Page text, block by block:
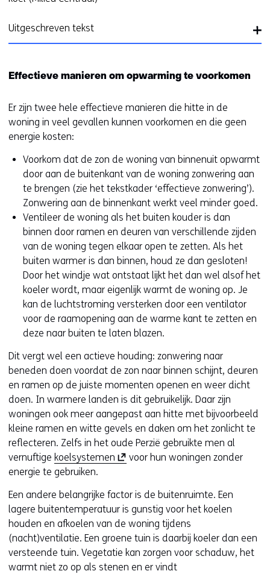
n
d
e
b
s
i
t
e
)
n
e
n
n
d
e
r
e
w
e
b
s
i
t
e
e
s
t
a
a
r
e
e
n
a
n
d
e
e
w
b
s
i
t
e
)
v
w
j
s
n
a
a
r
e
e
n
a
n
d
e
r
e
e
b
s
i
t
e
)
Uitgeschreven tekst
Effectieve manieren om opwarming te voorkomen
Er zijn twee hele effectieve manieren die hitte in de
woning in veel gevallen kunnen voorkomen en die geen
energie kosten:
Voorkom dat de zon de woning van binnenuit opwarmt
door aan de buitenkant van de woning zonwering aan
te brengen (zie het tekstkader ‘effectieve zonwering’).
Zonwering aan de binnenkant werkt veel minder goed.
Ventileer de woning als het buiten kouder is dan
binnen door ramen en deuren van verschillende zijden
van de woning tegen elkaar open te zetten. Als het
buiten warmer is dan binnen, houd ze dan gesloten!
Door het windje wat ontstaat lijkt het dan wel alsof het
koeler wordt, maar eigenlijk warmt de woning op. Je
kan de luchtstroming versterken door een ventilator
voor de raamopening aan de warme kant te zetten en
deze naar buiten te laten blazen.
Dit vergt wel een actieve houding: zonwering naar
beneden doen voordat de zon naar binnen schijnt, deuren
en ramen op de juiste momenten openen en weer dicht
doen. In warmere landen is dit gebruikelijk. Daar zijn
woningen ook meer aangepast aan hitte met bijvoorbeeld
kleine ramen en witte gevels en daken om het zonlicht te
reflecteren. Zelfs in het oude Perzië gebruikte men al
vernuftige koelsystemen (
e
n
t
i
n
voor hun woningen zonder
energie te gebruiken.
Een andere belangrijke factor is de buitenruimte. Een
lagere buitentemperatuur is gunstig voor het koelen
houden en afkoelen van de woning tijdens
(nacht)ventilatie. Een groene tuin is daarbij koeler dan een
versteende tuin. Vegetatie kan zorgen voor schaduw, het
warmt niet zo op als stenen en er vindt